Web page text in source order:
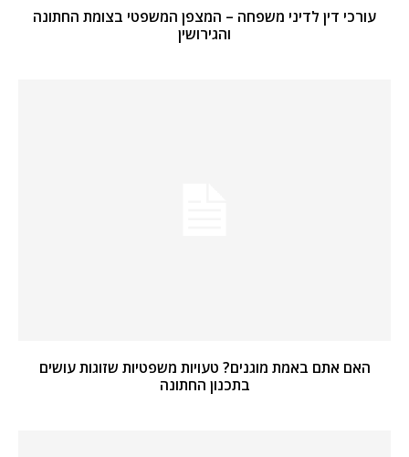
עורכי דין לדיני משפחה – המצפן המשפטי בצומת החתונה
והגירושין
האם אתם באמת מוגנים? טעויות משפטיות שזוגות עושים
בתכנון החתונה